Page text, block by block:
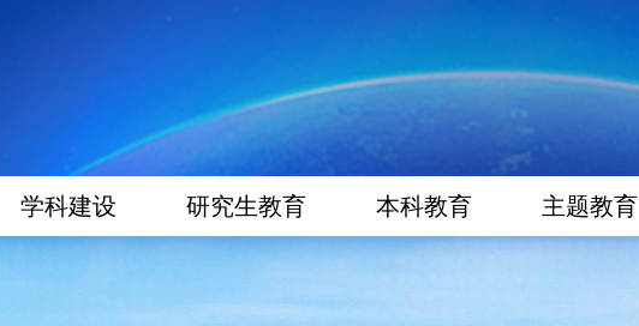
学科建设 研究生教育 本科教育 主题教育